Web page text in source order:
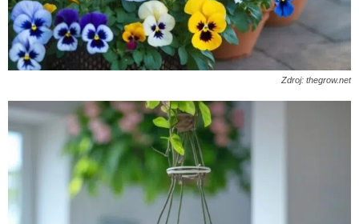
Zdroj: thegrow.net